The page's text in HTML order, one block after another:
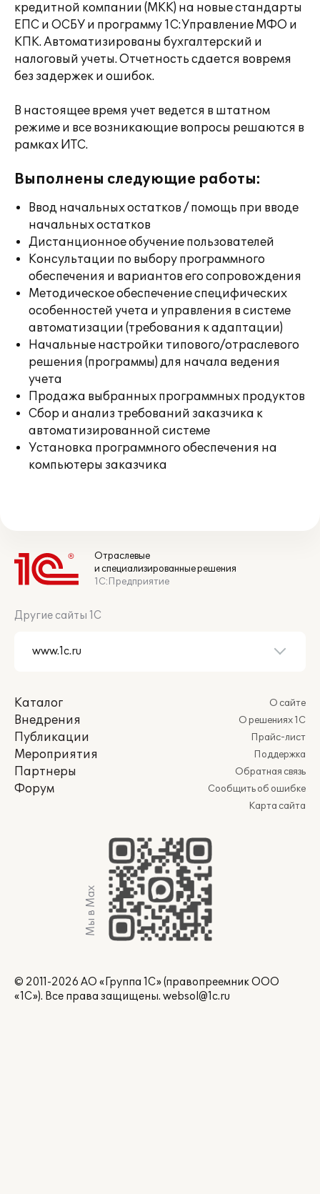
кредитной компании (МКК) на новые стандарты
ЕПС и ОСБУ и программу 1С:Управление МФО и
КПК. Автоматизированы бухгалтерский и
налоговый учеты. Отчетность сдается вовремя
без задержек и ошибок.
В настоящее время учет ведется в штатном
режиме и все возникающие вопросы решаются в
рамках ИТС.
Выполнены следующие работы:
Ввод начальных остатков / помощь при вводе
начальных остатков
Дистанционное обучение пользователей
Консультации по выбору программного
обеспечения и вариантов его сопровождения
Методическое обеспечение специфических
особенностей учета и управления в системе
автоматизации (требования к адаптации)
Начальные настройки типового/отраслевого
решения (программы) для начала ведения
учета
Продажа выбранных программных продуктов
Сбор и анализ требований заказчика к
автоматизированной системе
Установка программного обеспечения на
компьютеры заказчика
Отраслевые
и специализированные решения
1С:Предприятие
Другие сайты 1С
Каталог
Внедрения
Публикации
Мероприятия
Партнеры
Форум
О сайте
О решениях 1С
Прайс-лист
Поддержка
Обратная связь
Сообщить об ошибке
Карта сайта
Мы в Max
© 2011-2026 АО «Группа 1С» (правопреемник ООО
«1С»). Все права защищены. websol@1c.ru